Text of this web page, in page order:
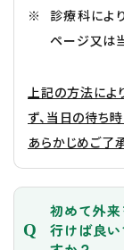
診療科によ
ページ又は
上記の方法によ
ず、当日の待ち
あらかじめご了
初めて外
行けば良